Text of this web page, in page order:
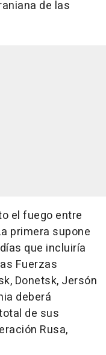
de las
el fuego entre
primera supone
que incluiría
Fuerzas
Donetsk, Jersón
deberá
de sus
Rusa,